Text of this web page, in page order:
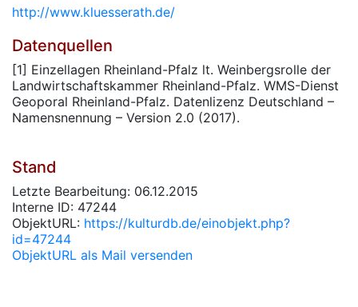
http://www.kluesserath.de/
Datenquellen
[1] Einzellagen Rheinland-Pfalz lt. Weinbergsrolle der
Landwirtschaftskammer Rheinland-Pfalz. WMS-Dienst
Geoporal Rheinland-Pfalz. Datenlizenz Deutschland –
Namensnennung – Version 2.0 (2017).
Stand
Letzte Bearbeitung: 06.12.2015
Interne ID: 47244
ObjektURL: https://kulturdb.de/einobjekt.php?
id=47244
ObjektURL als Mail versenden